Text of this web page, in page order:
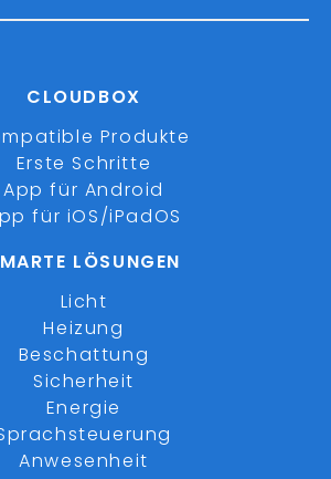
CLOUDBOX
Produkte
Erste Schritte
App für Android
für iOS/iPadOS
LÖSUNGEN
Licht
Heizung
Beschattung
Sicherheit
Energie
Anwesenheit